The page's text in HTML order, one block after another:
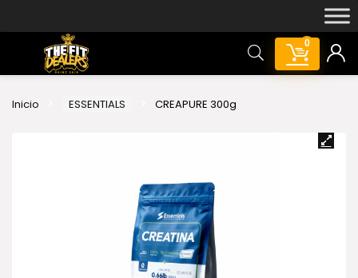
0
Inicio ESSENTIALS CREAPURE 300g